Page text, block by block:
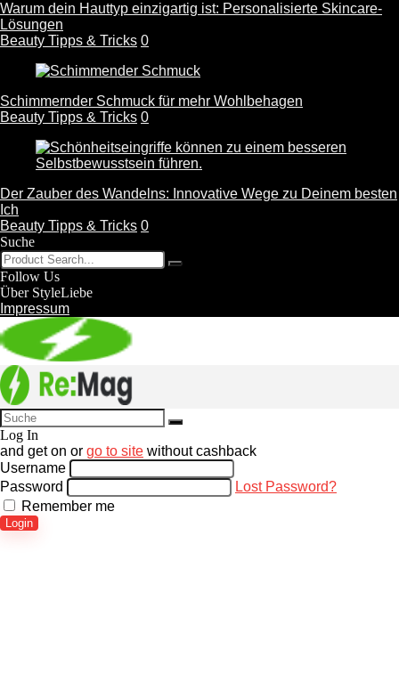
Warum dein Hauttyp einzigartig ist: Personalisierte Skincare-
Lösungen
Beauty Tipps & Tricks 0
Schimmernder Schmuck für mehr Wohlbehagen
Beauty Tipps & Tricks 0
Der Zauber des Wandelns: Innovative Wege zu Deinem besten
Ich
Beauty Tipps & Tricks 0
Suche
Follow Us
Über StyleLiebe
Impressum
Log In
and geton or go to site without cashback
Username
Password
Lost Password?
Remember me
Login